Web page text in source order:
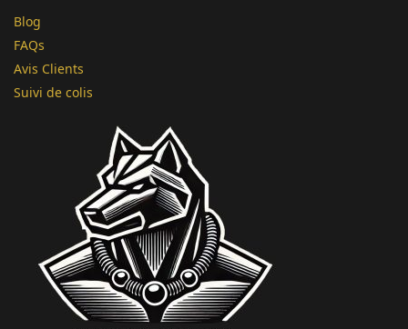
Blog
FAQs
Avis Clients
Suivi de colis